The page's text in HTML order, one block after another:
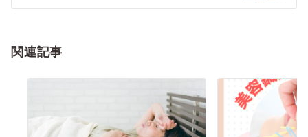
シ
ン
関連記事